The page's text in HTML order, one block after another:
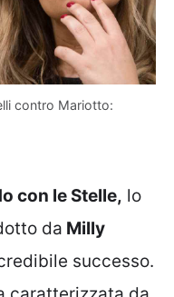
contro Mariotto:
con le Stelle, lo
da Milly
successo.